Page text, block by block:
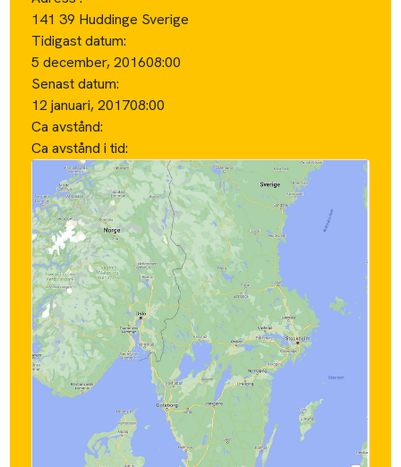
141 39 Huddinge Sverige
Tidigast datum:
5 december, 201608:00
Senast datum:
12 januari, 201708:00
Ca avstånd:
Ca avstånd i tid: